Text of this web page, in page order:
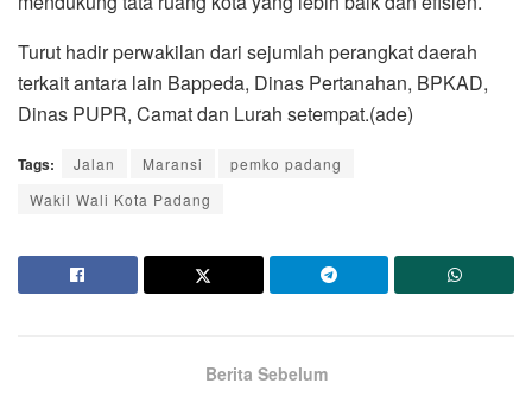
Turut hadir perwakilan dari sejumlah perangkat daerah
terkait antara lain Bappeda, Dinas Pertanahan, BPKAD,
Dinas PUPR, Camat dan Lurah setempat.(ade)
Tags: Jalan Maransi
pemko padang
Wakil Wali Kota Padang
Berita Sebelum